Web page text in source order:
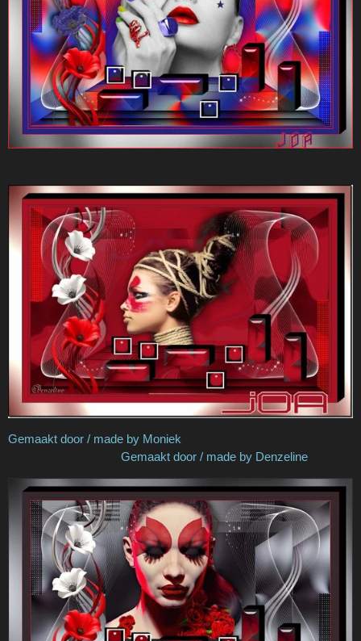
Gemaakt door / made by Moniek
Gemaakt door / made by Denzeline